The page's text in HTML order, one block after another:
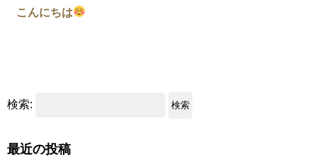
こんにちは
検索:
最近の投稿